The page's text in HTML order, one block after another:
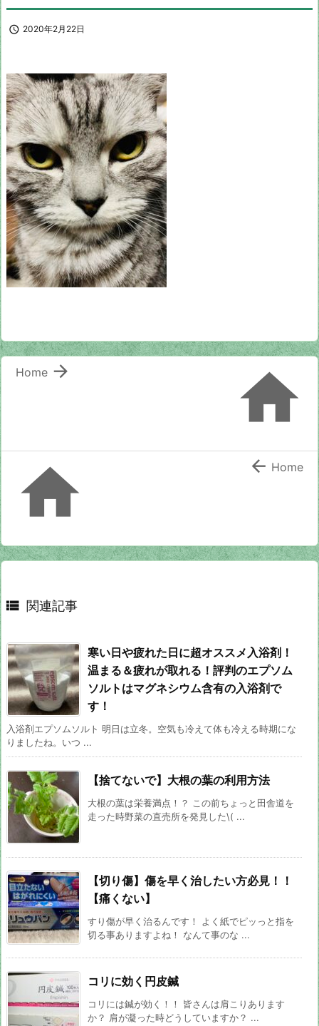
 2020年2月22日


Home
  Home
 関連記事
寒い日や疲れた日に超オススメ入浴剤！
温まる＆疲れが取れる！評判のエプソム
ソルトはマグネシウム含有の入浴剤で
す！
入浴剤エプソムソルト 明日は立冬。空気も冷えて体も冷える時期にな
りましたね。いつ ...
【捨てないで】大根の葉の利用方法
大根の葉は栄養満点！？ この前ちょっと田舎道を
走った時野菜の直売所を発見した\( ...
【切り傷】傷を早く治したい方必見！！
【痛くない】
すり傷が早く治るんです！ よく紙でピッっと指を
切る事ありますよね！ なんて事のな ...
コリに効く円皮鍼
コリには鍼が効く！！ 皆さんは肩こりあります
か？ 肩が凝った時どうしていますか？ ...